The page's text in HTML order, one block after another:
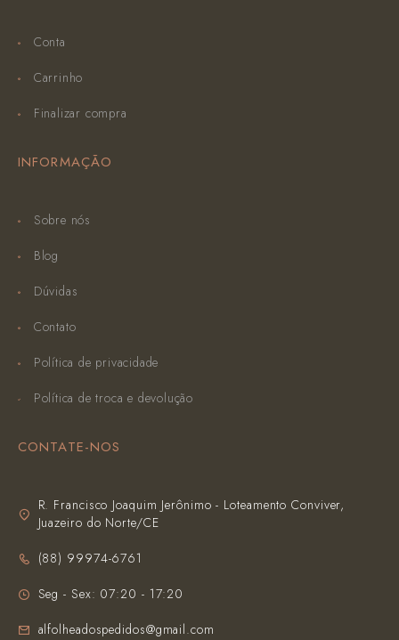
Conta
Carrinho
Finalizar compra
INFORMAÇÃO
Sobre nós
Blog
Dúvidas
Contato
Política de privacidade
Política de troca e devolução
CONTATE-NOS
R. Francisco Joaquim Jerônimo - Loteamento Conviver,
Juazeiro do Norte/CE
(‪88) 99974-6761‬
Seg - Sex: 07:20 - 17:20
alfolheadospedidos@gmail.com